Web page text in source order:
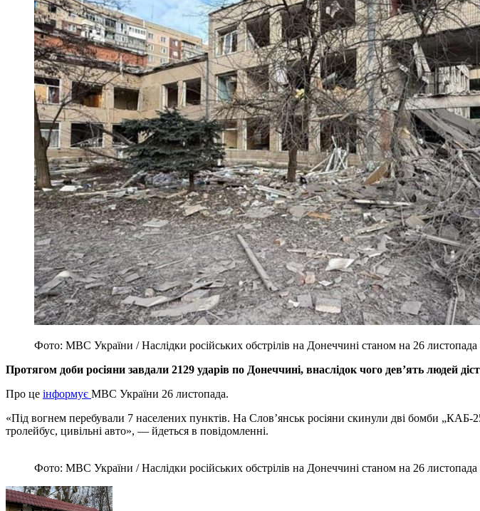
Фото: МВС України / Наслідки російських обстрілів на Донеччині станом на 26
Протягом доби росіяни завдали 2129 ударів по Донеччині, внаслідок чого дев’ять людей
Про це інформує МВС України 26 листопада.
«Під вогнем перебували 7 населених пунктів. На Слов’янськ росіяни скинули дві бомби
тролейбус, цивільні авто», — йдеться в повідомленні.
Фото: МВС України / Наслідки російських обстрілів на Донеччині станом на 26